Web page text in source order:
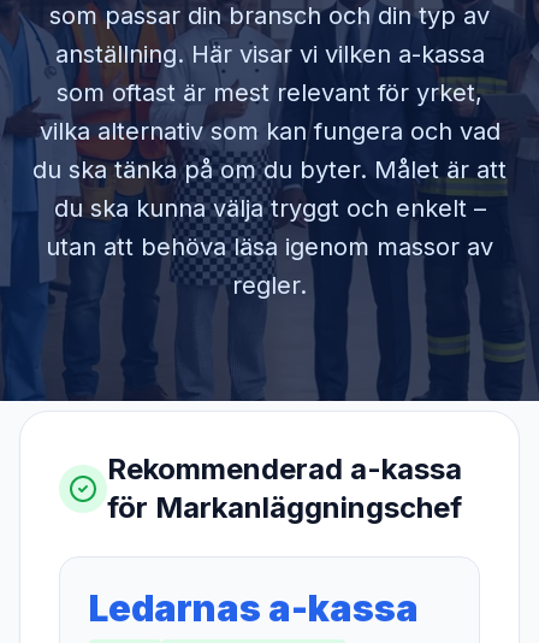
som passar din bransch och din typ av
anställning. Här visar vi vilken a-kassa
som oftast är mest relevant för yrket,
vilka alternativ som kan fungera och vad
du ska tänka på om du byter. Målet är att
du ska kunna välja tryggt och enkelt –
utan att behöva läsa igenom massor av
regler.
Rekommenderad a-kassa
för Markanläggningschef
Ledarnas a-kassa